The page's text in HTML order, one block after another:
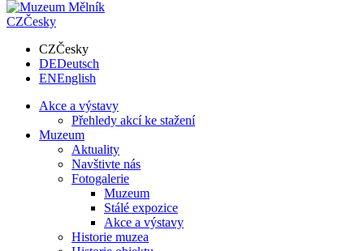
CZČesky
CZČesky
DEDeutsch
ENEnglish
Akce a výstavy
Přehledy akcí ke stažení
Muzeum
Aktuality
Navštivte nás
Fotogalerie
Muzeum
Stálé expozice
Akce a výstavy
Historie muzea